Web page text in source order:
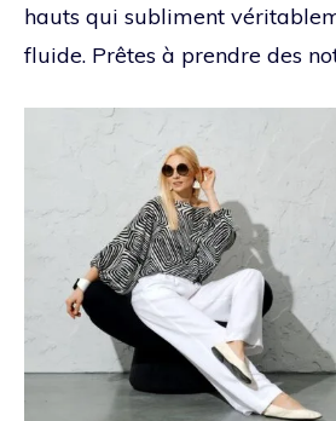
hauts qui subliment
fluide. Prêtes à prendre des